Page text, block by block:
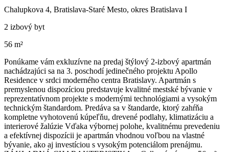
Chalupkova 4, Bratislava-Staré Mesto, okres Bratislava I
2 izbový byt
56 m²
Ponúkame vám exkluzívne na predaj štýlový 2-izbový apartmán
nachádzajúci sa na 3. poschodí jedinečného projektu Apollo
Residence v srdci moderného centra Bratislavy. Apartmán s
premyslenou dispozíciou predstavuje kvalitné mestské bývanie v
reprezentatívnom projekte s modernými technológiami a vysokým
technickým štandardom. Predáva sa v štandarde, ktorý zahŕňa
kompletne vyhotovenú kúpeľňu, drevené podlahy, klimatizáciu a
interierové žalúzie Vďaka výbornej polohe, kvalitnému prevedeniu
a efektívnej dispozícii je apartmán vhodnou voľbou na vlastné
bývanie, ako aj investíciou s vysokým potenciálom prenájmu.